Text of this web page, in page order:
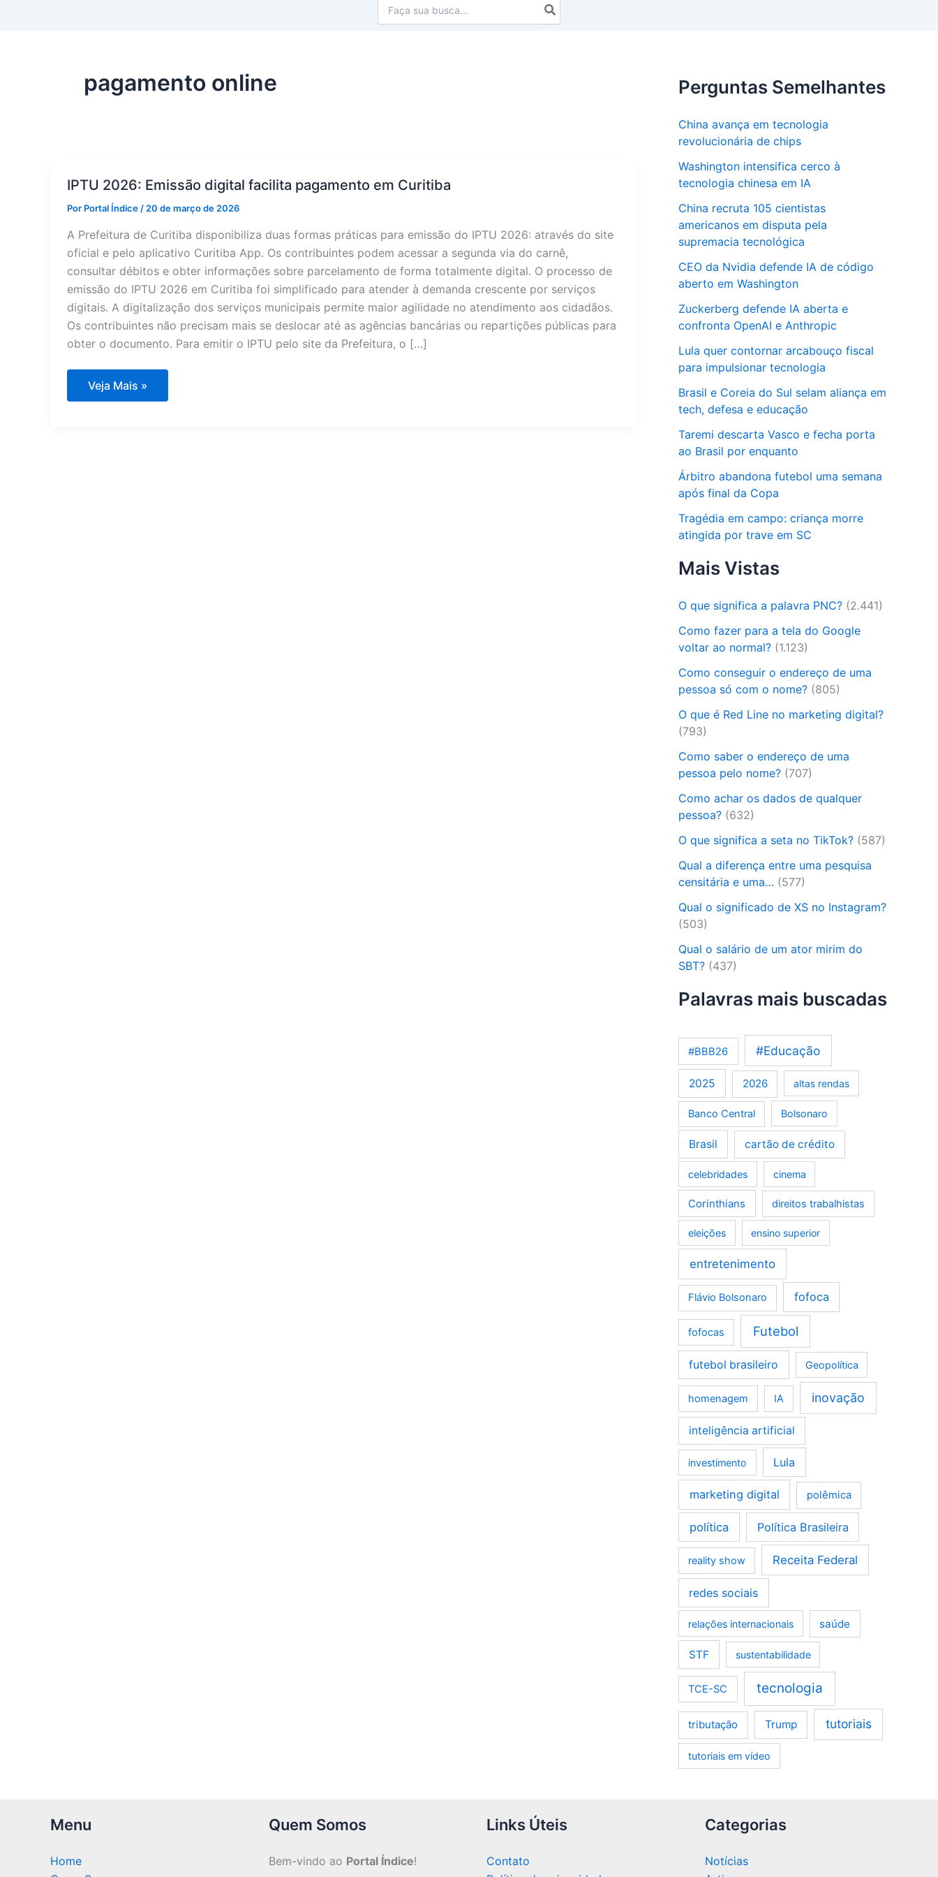
pagamento online
IPTU 2026: Emissão digital facilita pagamento em Curitiba
Por Portal Índice / 20 de março de 2026
A Prefeitura de Curitiba disponibiliza duas formas práticas para emissão do IPTU 2026: através do site
oficial e pelo aplicativo Curitiba App. Os contribuintes podem acessar a segunda via do carnê,
consultar débitos e obter informações sobre parcelamento de forma totalmente digital. O processo de
emissão do IPTU 2026 em Curitiba foi simplificado para atender à demanda crescente por serviços
digitais. A digitalização dos serviços municipais permite maior agilidade no atendimento aos cidadãos.
Os contribuintes não precisam mais se deslocar até as agências bancárias ou repartições públicas para
obter o documento. Para emitir o IPTU pelo site da Prefeitura, o […]
IPTU
2026:
Veja Mais »
Perguntas Semelhantes
China avança em tecnologia
revolucionária de chips
Washington intensifica cerco à
tecnologia chinesa em IA
China recruta 105 cientistas
americanos em disputa pela
supremacia tecnológica
CEO da Nvidia defende IA de código
aberto em Washington
Zuckerberg defende IA aberta e
confronta OpenAI e Anthropic
Lula quer contornar arcabouço fiscal
para impulsionar tecnologia
Brasil e Coreia do Sul selam aliança em
tech, defesa e educação
Taremi descarta Vasco e fecha porta
ao Brasil por enquanto
Árbitro abandona futebol uma semana
após final da Copa
Tragédia em campo: criança morre
atingida por trave em SC
Mais Vistas
O que significa a palavra PNC? (2.441)
Como fazer para a tela do Google
voltar ao normal? (1.123)
Como conseguir o endereço de uma
pessoa só com o nome? (805)
O que é Red Line no marketing digital?
(793)
Como saber o endereço de uma
pessoa pelo nome? (707)
Como achar os dados de qualquer
pessoa? (632)
O que significa a seta no TikTok? (587)
Qual a diferença entre uma pesquisa
censitária e uma… (577)
Qual o significado de XS no Instagram?
(503)
Qual o salário de um ator mirim do
SBT? (437)
Palavras mais buscadas
#BBB26 #Educação
2025 2026 altas rendas
Banco Central Bolsonaro
Brasil cartão de crédito
celebridades cinema
Corinthians direitos trabalhistas
eleições ensino superior
entretenimento
Flávio Bolsonaro fofoca
fofocas Futebol
futebol brasileiro Geopolítica
homenagem IA inovação
inteligência artificial
investimento Lula
marketing digital polêmica
política Política Brasileira
reality show Receita Federal
redes sociais
relações internacionais saúde
STF sustentabilidade
TCE-SC tecnologia
tributação Trump tutoriais
tutoriais em vídeo
Menu
Home
Quem Somos
Bem-vindo ao Portal Índice!
Links Úteis
Contato
Categorias
Notícias